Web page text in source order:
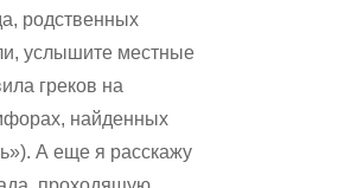
родственных
услышите местные
греков на
найденных
А еще я расскажу